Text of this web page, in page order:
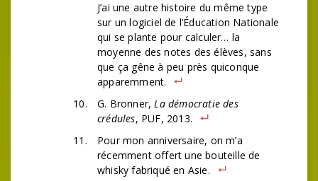
J’ai une autre histoire du même type
sur un logiciel de l’Éducation Nationale
qui se plante pour calculer… la
moyenne des notes des élèves, sans
que ça gêne à peu près quiconque
apparemment.
G. Bronner,La démocratie des
crédules, PUF, 2013.
Pour mon anniversaire, on m’a
récemment offert une bouteille de
whisky fabriqué en Asie.